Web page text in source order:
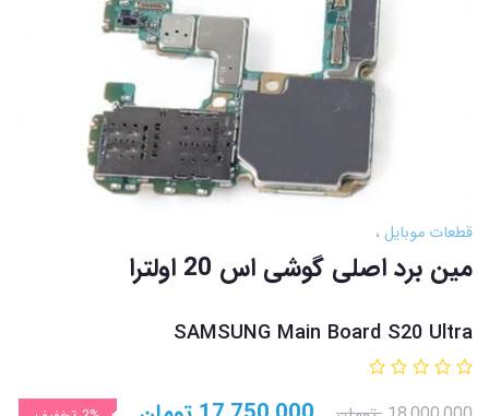
قطعات موبایل
مین برد اصلی گوشی اس 20 اولترا
SAMSUNG Main Board S20 Ultra